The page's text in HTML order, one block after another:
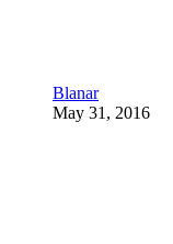
Blanar
May 31, 2016